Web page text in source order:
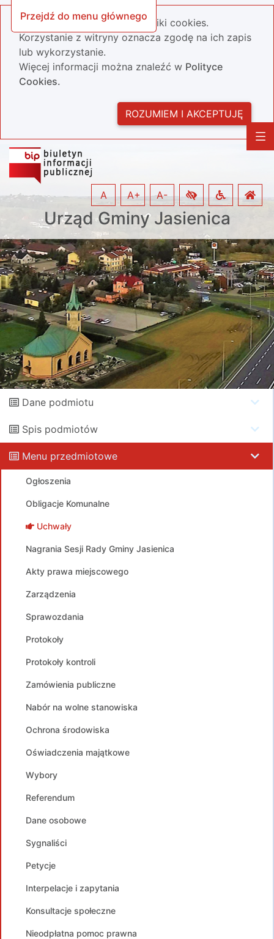
Przejdź do menu głównego
Nasza strona wykorzystuje pliki cookies.
Korzystanie z witryny oznacza zgodę na ich zapis
lub wykorzystanie.
Więcej informacji można znaleźć w Polityce
Cookies.
ROZUMIEM I AKCEPTUJĘ
Urząd Gminy Jasienica
A A+ A-
Dane podmiotu
Spis podmiotów
Menu przedmiotowe
Ogłoszenia
Obligacje Komunalne
Uchwały
Nagrania Sesji Rady Gminy Jasienica
Akty prawa miejscowego
Zarządzenia
Sprawozdania
Protokoły
Protokoły kontroli
Zamówienia publiczne
Nabór na wolne stanowiska
Ochrona środowiska
Oświadczenia majątkowe
Wybory
Referendum
Dane osobowe
Sygnaliści
Petycje
Interpelacje i zapytania
Konsultacje społeczne
Nieodpłatna pomoc prawna